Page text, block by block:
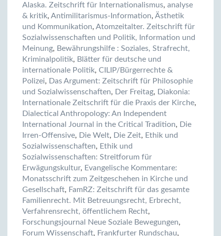
Alaska. Zeitschrift für Internationalismus, analyse
& kritik, Antimilitarismus-Information, Ästhetik
und Kommunikation, Atomzeitalter. Zeitschrift für
Sozialwissenschaften und Politik, Information und
Meinung, Bewährungshilfe : Soziales, Strafrecht,
Kriminalpolitik, Blätter für deutsche und
internationale Politik, CILIP/Bürgerrechte &
Polizei, Das Argument: Zeitschrift für Philosophie
und Sozialwissenschaften, Der Freitag, Diakonia:
Internationale Zeitschrift für die Praxis der Kirche,
Dialectical Anthropology: An Independent
International Journal in the Critical Tradition, Die
Irren-Offensive, Die Welt, Die Zeit, Ethik und
Sozialwissenschaften, Ethik und
Sozialwissenschaften: Streitforum für
Erwägungskultur, Evangelische Kommentare:
Monatsschrift zum Zeitgeschehen in Kirche und
Gesellschaft, FamRZ: Zeitschrift für das gesamte
Familienrecht. Mit Betreuungsrecht, Erbrecht,
Verfahrensrecht, öffentlichem Recht,
Forschungsjournal Neue Soziale Bewegungen,
Forum Wissenschaft, Frankfurter Rundschau,